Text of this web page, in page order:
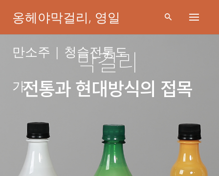
content옹헤야막걸리, 영일
만소주 | 청슬전통도
가
사업분야